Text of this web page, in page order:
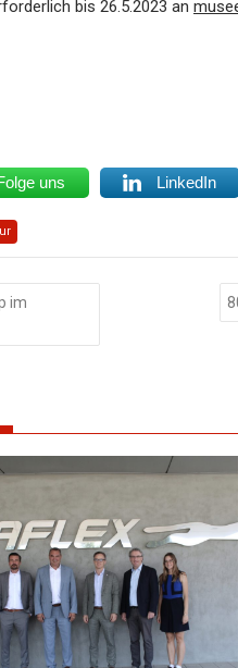
bis 26.5.2023 an
uns LinkedIn
im